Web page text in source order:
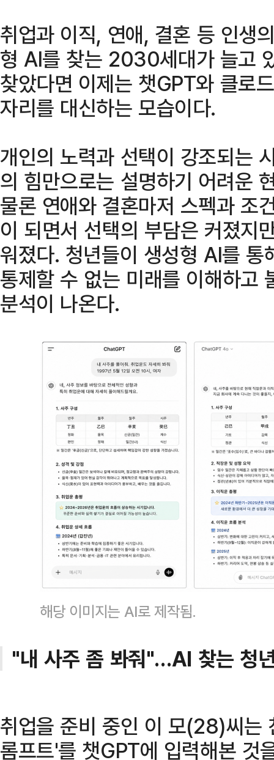
취업과 이직, 연애, 결혼 등 인생
형 AI를 찾는 2030세대가 늘고
찾았다면 이제는 챗GPT와 클로
자리를 대신하는 모습이다.
개인의 노력과 선택이 강조되는
의 힘만으로는 설명하기 어려운
물론 연애와 결혼마저 스펙과 조
이 되면서 선택의 부담은 커졌지
워졌다. 청년들이 생성형 AI를
통제할 수 없는 미래를 이해하고
분석이 나온다.
해당 이미지는 AI로 제작됨.
"내 사주 좀 봐줘"…AI 찾는 청
취업을 준비 중인 이 모(28)씨는
롬프트'를 챗GPT에 입력해본 것